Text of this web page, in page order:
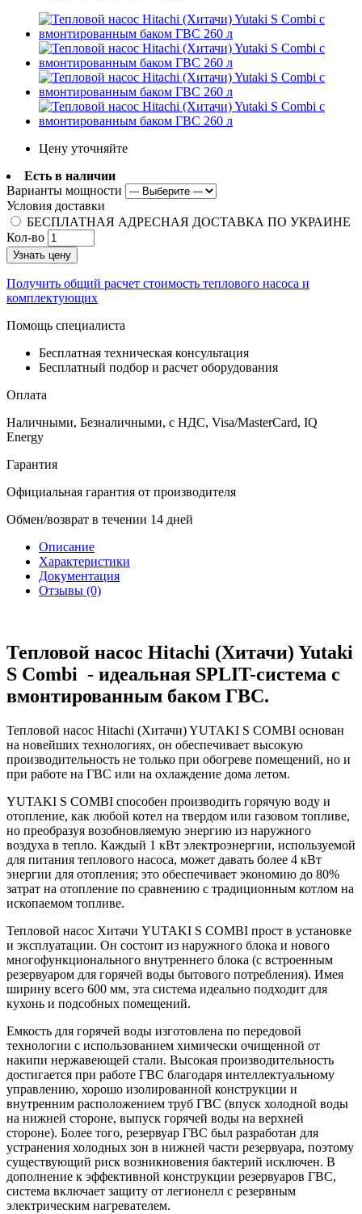
Цену уточняйте
Есть в наличии
Варианты мощности
Условия доставки
БЕСПЛАТНАЯ АДРЕСНАЯ ДОСТАВКА ПО УКРАИНЕ
Кол-во
Узнать цену
Получить общий расчет стоимость теплового насоса и
комплектующих
Помощь специалиста
Бесплатная техническая консультация
Бесплатный подбор и расчет оборудования
Оплата
Наличными, Безналичными, с НДС, Visa/MasterCard, IQ
Energy
Гарантия
Официальная гарантия от производителя
Обмен/возврат в течении 14 дней
Описание
Характеристики
Документация
Отзывы (0)
Тепловой насос Hitachi (Хитачи) Yutaki
S Combi - идеальная SPLIT-система с
вмонтированным баком ГВС.
Тепловой насос Hitachi (Хитачи) YUTAKI S COMBI основан
на новейших технологиях, он обеспечивает высокую
производительность не только при обогреве помещений, но и
при работе на ГВС или на охлаждение дома летом.
YUTAKI S COMBI способен производить горячую воду и
отопление, как любой котел на твердом или газовом топливе,
но преобразуя возобновляемую энергию из наружного
воздуха в тепло. Каждый 1 кВт электроэнергии, используемой
для питания теплового насоса, может давать более 4 кВт
энергии для отопления; это обеспечивает экономию до 80%
затрат на отопление по сравнению с традиционным котлом на
ископаемом топливе.
Тепловой насос Хитачи YUTAKI S COMBI прост в установке
и эксплуатации. Он состоит из наружного блока и нового
многофункционального внутреннего блока (с встроенным
резервуаром для горячей воды бытового потребления). Имея
ширину всего 600 мм, эта система идеально подходит для
кухонь и подсобных помещений.
Емкость для горячей воды изготовлена по передовой
технологии с использованием химически очищенной от
накипи нержавеющей стали. Высокая производительность
достигается при работе ГВС благодаря интеллектуальному
управлению, хорошо изолированной конструкции и
внутренним расположением труб ГВС (впуск холодной воды
на нижней стороне, выпуск горячей воды на верхней
стороне). Более того, резервуар ГВС был разработан для
устранения холодных зон в нижней части резервуара, поэтому
существующий риск возникновения бактерий исключен. В
дополнение к эффективной конструкции резервуаров ГВС,
система включает защиту от легионелл с резервным
электрическим нагревателем.